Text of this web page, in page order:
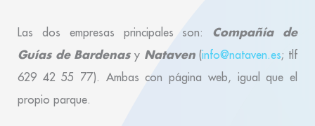
Las dos empresas principales son: Compañía de
Guías de Bardenasy Nataven(info@nataven.es; tlf
629 42 55 77). Ambas con página web, igual que el
propio parque.